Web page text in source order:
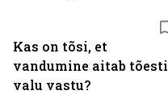
Kas on tõsi, et
vandumine aitab tõesti
valu vastu?